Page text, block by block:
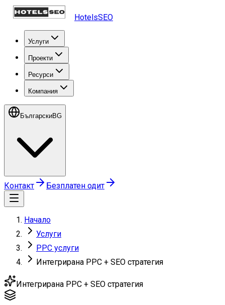
HotelsSEO
Услуги
Проекти
Ресурси
Компания
БългарскиBG
Контакт Безплатен одит
Начало
Услуги
PPC услуги
Интегрирана PPC + SEO стратегия
Интегрирана PPC + SEO стратегия